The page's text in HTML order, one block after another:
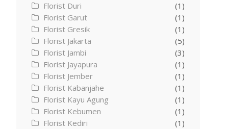
Florist Duri
(1)
Florist Garut
(1)
Florist Gresik
(1)
Florist Jakarta
(5)
Florist Jambi
(3)
Florist Jayapura
(1)
Florist Jember
(1)
Florist Kabanjahe
(1)
Florist Kayu Agung
(1)
Florist Kebumen
(1)
Florist Kediri
(1)